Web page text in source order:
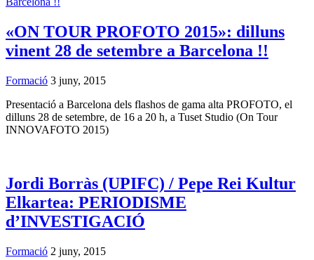
«ON TOUR PROFOTO 2015»: dilluns
vinent 28 de setembre a Barcelona !!
Formació 3 juny, 2015
Presentació a Barcelona dels flashos de gama alta PROFOTO, el
dilluns 28 de setembre, de 16 a 20 h, a Tuset Studio (On Tour
INNOVAFOTO 2015)
Jordi Borràs (UPIFC) / Pepe Rei Kultur
Elkartea: PERIODISME
d’INVESTIGACIÓ
Formació 2 juny, 2015